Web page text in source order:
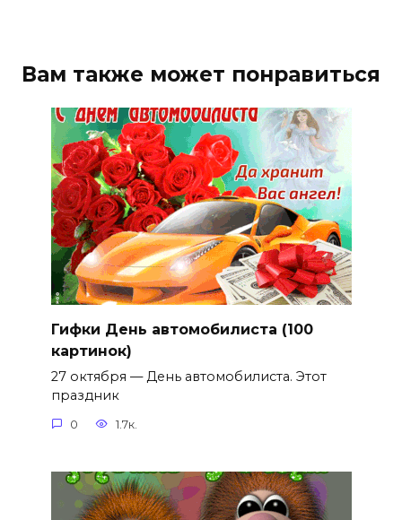
Вам также может понравиться
Гифки День автомобилиста (100
картинок)
27 октября — День автомобилиста. Этот
праздник
0 1.7к.